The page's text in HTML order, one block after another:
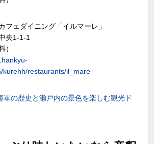
ェダイニング「イルマーレ」
央1-1-1
）
kurehh/restaurants/il_mare
軍の歴史と瀬戸内の景色を楽しむ観光ド